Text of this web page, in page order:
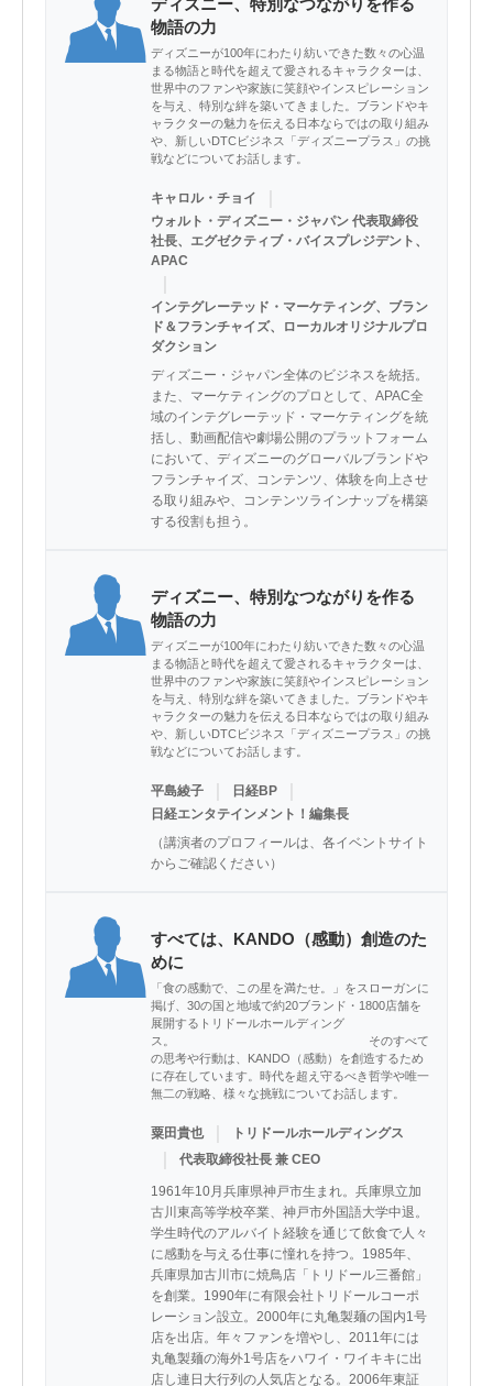
物語の力
ディズニーが100年にわたり紡いできた数々の心温
まる物語と時代を超えて愛されるキャラクターは、
世界中のファンや家族に笑顔やインスピレーション
を与え、特別な絆を築いてきました。ブランドやキ
ャラクターの魅力を伝える日本ならではの取り組み
や、新しいDTCビジネス「ディズニープラス」の挑
戦などについてお話します。
キャロル・チョイ
ウォルト・ディズニー・ジャパン 代表取締役
社長、エグゼクティブ・バイスプレジデント、
APAC
インテグレーテッド・マーケティング、ブラン
ド＆フランチャイズ、ローカルオリジナルプロ
ダクション
ディズニー・ジャパン全体のビジネスを統括。
また、マーケティングのプロとして、APAC全
域のインテグレーテッド・マーケティングを統
括し、動画配信や劇場公開のプラットフォーム
において、ディズニーのグローバルブランドや
フランチャイズ、コンテンツ、体験を向上させ
る取り組みや、コンテンツラインナップを構築
する役割も担う。
ディズニー、特別なつながりを作る
物語の力
ディズニーが100年にわたり紡いできた数々の心温
まる物語と時代を超えて愛されるキャラクターは、
世界中のファンや家族に笑顔やインスピレーション
を与え、特別な絆を築いてきました。ブランドやキ
ャラクターの魅力を伝える日本ならではの取り組み
や、新しいDTCビジネス「ディズニープラス」の挑
戦などについてお話します。
平島綾子 日経BP
日経エンタテインメント！編集長
（講演者のプロフィールは、各イベントサイト
からご確認ください）
すべては、KANDO（感動）創造のた
めに
「食の感動で、この星を満たせ。」をスローガンに
掲げ、30の国と地域で約20ブランド・1800店舗を
展開するトリドールホールディング
ス。 そのすべて
の思考や行動は、KANDO（感動）を創造するため
に存在しています。時代を超え守るべき哲学や唯一
無二の戦略、様々な挑戦についてお話します。
粟田貴也 トリドールホールディングス
代表取締役社長 兼 CEO
1961年10月兵庫県神戸市生まれ。兵庫県立加
古川東高等学校卒業、神戸市外国語大学中退。
学生時代のアルバイト経験を通じて飲食で人々
に感動を与える仕事に憧れを持つ。1985年、
兵庫県加古川市に焼鳥店「トリドール三番館」
を創業。1990年に有限会社トリドールコーポ
レーション設立。2000年に丸亀製麺の国内1号
店を出店。年々ファンを増やし、2011年には
丸亀製麺の海外1号店をハワイ・ワイキキに出
店し連日大行列の人気店となる。2006年東証